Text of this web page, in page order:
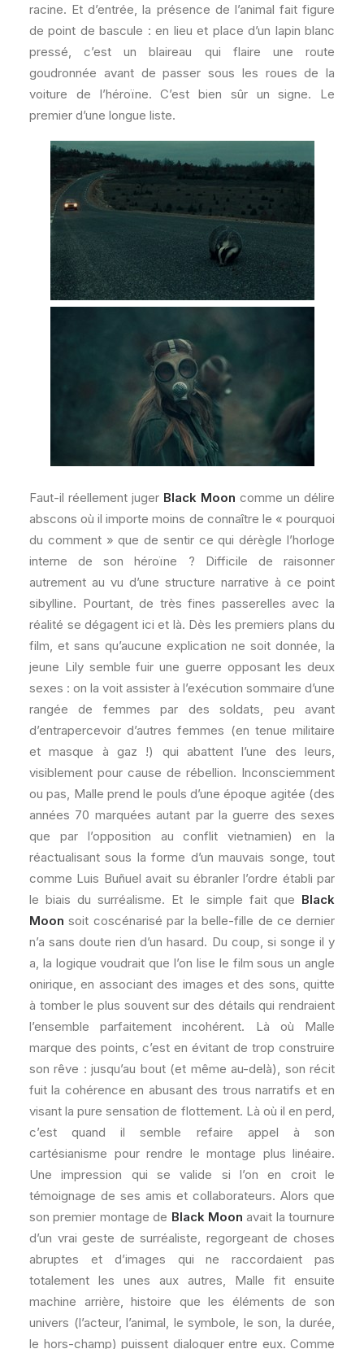
racine. Et d’entrée, la présence de l’animal fait figure
de point de bascule : en lieu et place d’un lapin blanc
pressé, c’est un blaireau qui flaire une route
goudronnée avant de passer sous les roues de la
voiture de l’héroïne. C’est bien sûr un signe. Le
premier d’une longue liste.
Faut-il réellement juger Black Moon comme un délire
abscons où il importe moins de connaître le « pourquoi
du comment » que de sentir ce qui dérègle l’horloge
interne de son héroïne ? Difficile de raisonner
autrement au vu d’une structure narrative à ce point
sibylline. Pourtant, de très fines passerelles avec la
réalité se dégagent ici et là. Dès les premiers plans du
film, et sans qu’aucune explication ne soit donnée, la
jeune Lily semble fuir une guerre opposant les deux
sexes : on la voit assister à l’exécution sommaire d’une
rangée de femmes par des soldats, peu avant
d’entrapercevoir d’autres femmes (en tenue militaire
et masque à gaz !) qui abattent l’une des leurs,
visiblement pour cause de rébellion. Inconsciemment
ou pas, Malle prend le pouls d’une époque agitée (des
années 70 marquées autant par la guerre des sexes
que par l’opposition au conflit vietnamien) en la
réactualisant sous la forme d’un mauvais songe, tout
comme Luis Buñuel avait su ébranler l’ordre établi par
le biais du surréalisme. Et le simple fait que Black
Moon soit coscénarisé par la belle-fille de ce dernier
n’a sans doute rien d’un hasard. Du coup, si songe il y
a, la logique voudrait que l’on lise le film sous un angle
onirique, en associant des images et des sons, quitte
à tomber le plus souvent sur des détails qui rendraient
l’ensemble parfaitement incohérent. Là où Malle
marque des points, c’est en évitant de trop construire
son rêve : jusqu’au bout (et même au-delà), son récit
fuit la cohérence en abusant des trous narratifs et en
visant la pure sensation de flottement. Là où il en perd,
c’est quand il semble refaire appel à son
cartésianisme pour rendre le montage plus linéaire.
Une impression qui se valide si l’on en croit le
témoignage de ses amis et collaborateurs. Alors que
son premier montage de Black Moon avait la tournure
d’un vrai geste de surréaliste, regorgeant de choses
abruptes et d’images qui ne raccordaient pas
totalement les unes aux autres, Malle fit ensuite
machine arrière, histoire que les éléments de son
univers (l’acteur, l’animal, le symbole, le son, la durée,
le hors-champ) puissent dialoguer entre eux. Comme